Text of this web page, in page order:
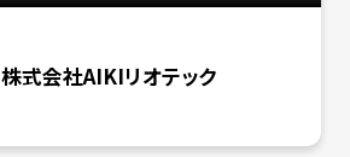
株式会社AIKIリオテック